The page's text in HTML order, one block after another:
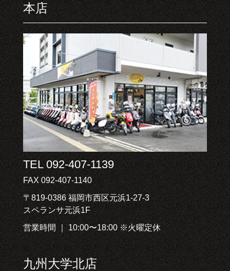
本店
TEL 092-407-1139
FAX 092-407-1140
〒819-0386 福岡市西区元浜1-27-3
スペランサ元浜1F
営業時間 ｜ 10:00〜18:00 ※火曜定休
九州大学北店